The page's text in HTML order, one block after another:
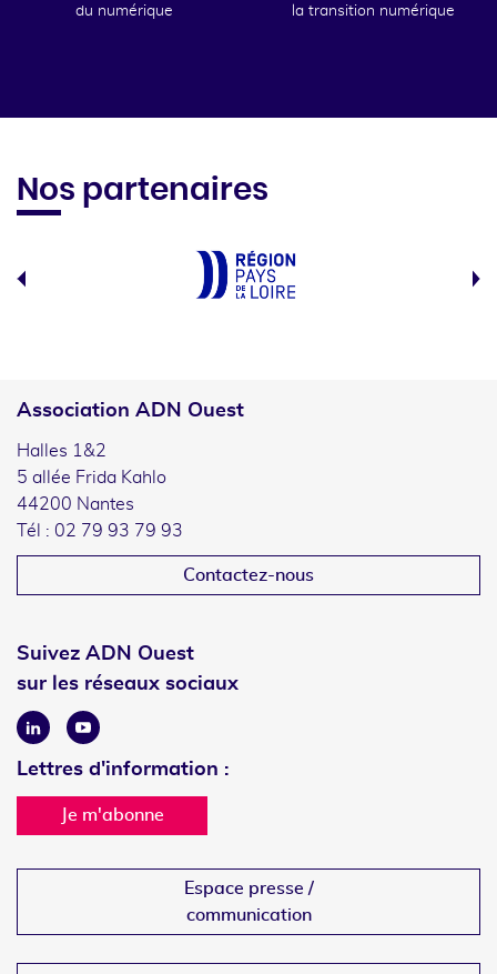
du numérique
la transition numérique
Nos partenaires
Association ADN Ouest
Halles 1&2
5 allée Frida Kahlo
44200 Nantes
Tél : 02 79 93 79 93
Contactez-nous
Suivez ADN Ouest
sur les réseaux sociaux
LinkedinYoutube
Lettres d'information :
Je m'abonne
Espace presse /
communication